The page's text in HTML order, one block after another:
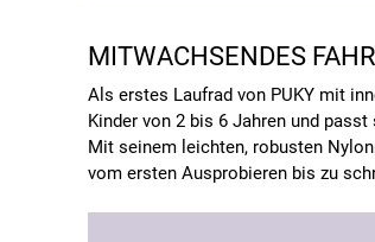
MITWACHSENDES
Als erstes Laufrad von PUKY mit
Kinder von 2 bis 6 Jahren und
Mit seinem leichten, robusten
vom ersten Ausprobieren bis zu